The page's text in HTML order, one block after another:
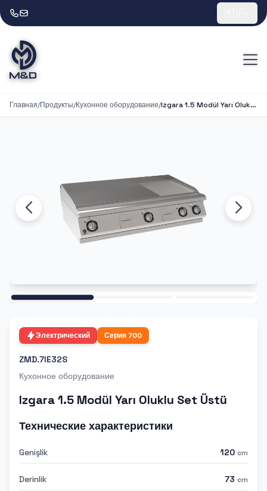
Главная/Продукты/Кухонное оборудование/ Izgara 1.5 Modül Yarı Oluklu Set Üstü
Электрический Серия700
ZMD.7IE32S
Кухонное оборудование
Izgara 1.5 Modül Yarı Oluklu Set Üstü
Технические характеристики
Genişlik 120 cm
Derinlik 73 cm